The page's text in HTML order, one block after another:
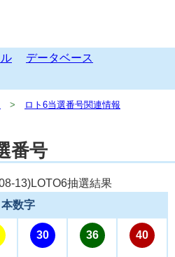
データベース
ロト6当選番号関連情報
番号
13)LOTO6抽選結果
本数字
30 36 40